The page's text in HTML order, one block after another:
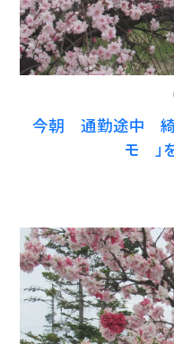
今朝 通勤途中 綺
モ 」